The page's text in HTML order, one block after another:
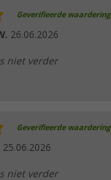
Geverifieerde waardering
26.06.2026
niet verder
Geverifieerde waardering
25.06.2026
niet verder